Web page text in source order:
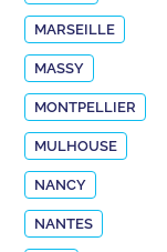
MARSEILLE
MASSY
MONTPELLIER
MULHOUSE
NANCY
NANTES